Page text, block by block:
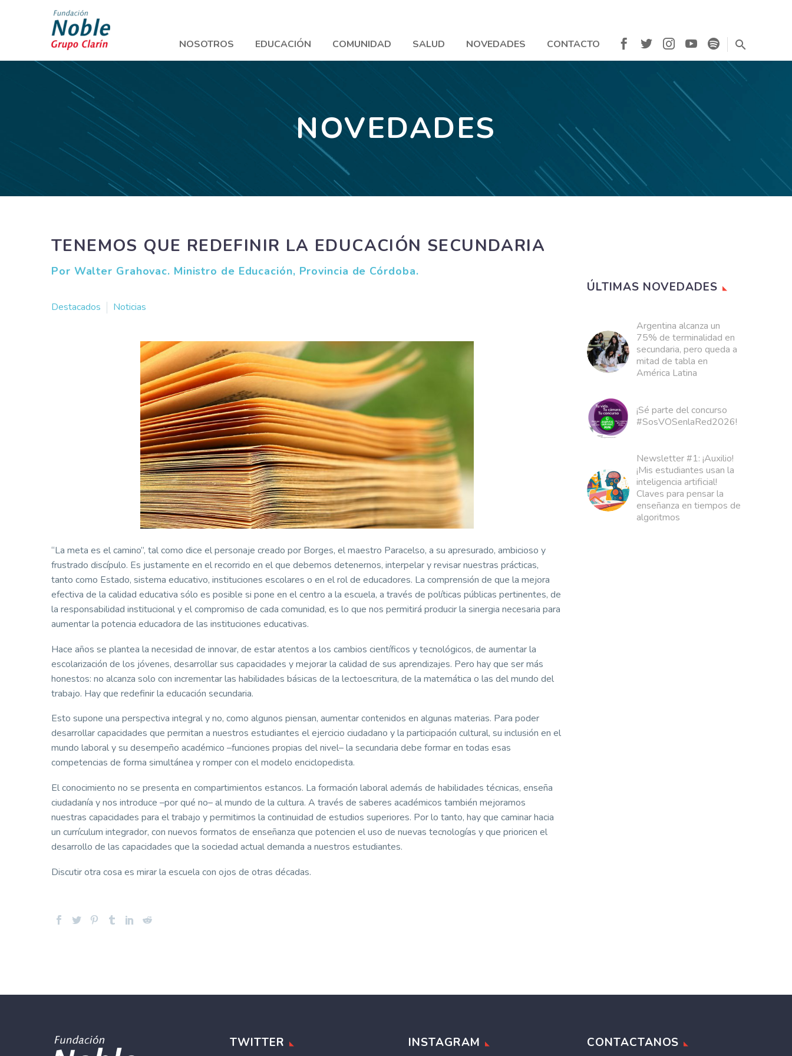
NOSOTROS EDUCACIÓN COMUNIDAD SALUD NOVEDADES CONTACTO
NOVEDADES
TENEMOS QUE REDEFINIR LA EDUCACIÓN SECUNDARIA
Por Walter Grahovac. Ministro de Educación, Provincia de Córdoba.
Destacados Noticias
“La meta es el camino”, tal como dice el personaje creado por Borges, el maestro Paracelso, a su apresurado, ambicioso y
frustrado discípulo. Es justamente en el recorrido en el que debemos detenernos, interpelar y revisar nuestras prácticas,
tanto como Estado, sistema educativo, instituciones escolares o en el rol de educadores. La comprensión de que la mejora
efectiva de la calidad educativa sólo es posible si pone en el centro a la escuela, a través de políticas públicas pertinentes, de
la responsabilidad institucional y el compromiso de cada comunidad, es lo que nos permitirá producir la sinergia necesaria para
aumentar la potencia educadora de las instituciones educativas.
Hace años se plantea la necesidad de innovar, de estar atentos a los cambios científicos y tecnológicos, de aumentar la
escolarización de los jóvenes, desarrollar sus capacidades y mejorar la calidad de sus aprendizajes. Pero hay que ser más
honestos: no alcanza solo con incrementar las habilidades básicas de la lectoescritura, de la matemática o las del mundo del
trabajo. Hay que redefinir la educación secundaria.
Esto supone una perspectiva integral y no, como algunos piensan, aumentar contenidos en algunas materias. Para poder
desarrollar capacidades que permitan a nuestros estudiantes el ejercicio ciudadano y la participación cultural, su inclusión en el
mundo laboral y su desempeño académico –funciones propias del nivel– la secundaria debe formar en todas esas
competencias de forma simultánea y romper con el modelo enciclopedista.
El conocimiento no se presenta en compartimientos estancos. La formación laboral además de habilidades técnicas, enseña
ciudadanía y nos introduce –por qué no– al mundo de la cultura. A través de saberes académicos también mejoramos
nuestras capacidades para el trabajo y permitimos la continuidad de estudios superiores. Por lo tanto, hay que caminar hacia
un currículum integrador, con nuevos formatos de enseñanza que potencien el uso de nuevas tecnologías y que prioricen el
desarrollo de las capacidades que la sociedad actual demanda a nuestros estudiantes.
Discutir otra cosa es mirar la escuela con ojos de otras décadas.
ÚLTIMAS NOVEDADES
Argentina alcanza un
75% de terminalidad en
secundaria, pero queda a
mitad de tabla en
América Latina
¡Sé parte del concurso
#SosVOSenlaRed2026!
Newsletter #1: ¡Auxilio!
¡Mis estudiantes usan la
inteligencia artificial!
Claves para pensar la
enseñanza en tiempos de
algoritmos
TWITTER INSTAGRAM CONTACTANOS